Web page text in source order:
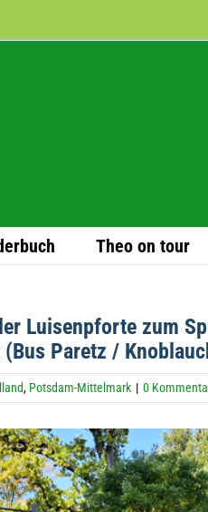
Theo on tour
Lui­sen­pforte zum
Paretz /
, Potsdam-Mittelmark | 0